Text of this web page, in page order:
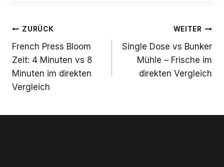
Beitrags-
Navigation
ZURÜCK
French Press Bloom
Zeit: 4 Minuten vs 8
Minuten im direkten
Vergleich
WEITER
Single Dose vs Bunker
Mühle – Frische im
direkten Vergleich